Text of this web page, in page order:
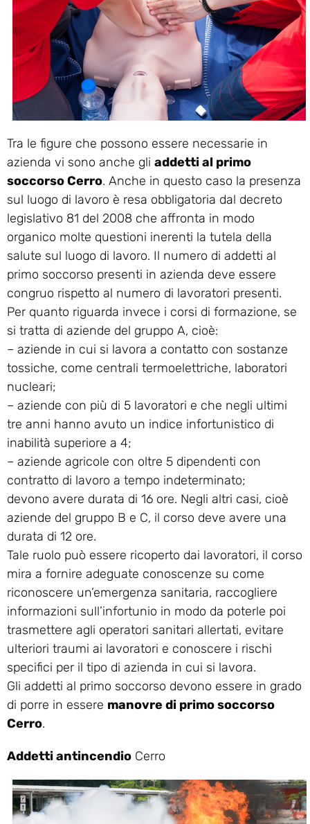
Tra le figure che possono essere necessarie in
azienda vi sono anche gli addetti al primo
soccorso Cerro. Anche in questo caso la presenza
sul luogo di lavoro è resa obbligatoria dal decreto
legislativo 81 del 2008 che affronta in modo
organico molte questioni inerenti la tutela della
salute sul luogo di lavoro. Il numero di addetti al
primo soccorso presenti in azienda deve essere
congruo rispetto al numero di lavoratori presenti.
Per quanto riguarda invece i corsi di formazione, se
si tratta di aziende del gruppo A, cioè:
– aziende in cui si lavora a contatto con sostanze
tossiche, come centrali termoelettriche, laboratori
nucleari;
– aziende con più di 5 lavoratori e che negli ultimi
tre anni hanno avuto un indice infortunistico di
inabilità superiore a 4;
– aziende agricole con oltre 5 dipendenti con
contratto di lavoro a tempo indeterminato;
devono avere durata di 16 ore. Negli altri casi, cioè
aziende del gruppo B e C, il corso deve avere una
durata di 12 ore.
Tale ruolo può essere ricoperto dai lavoratori, il corso
mira a fornire adeguate conoscenze su come
riconoscere un’emergenza sanitaria, raccogliere
informazioni sull’infortunio in modo da poterle poi
trasmettere agli operatori sanitari allertati, evitare
ulteriori traumi ai lavoratori e conoscere i rischi
specifici per il tipo di azienda in cui si lavora.
Gli addetti al primo soccorso devono essere in grado
di porre in essere manovre di primo soccorso
Cerro.
Addetti antincendio Cerro